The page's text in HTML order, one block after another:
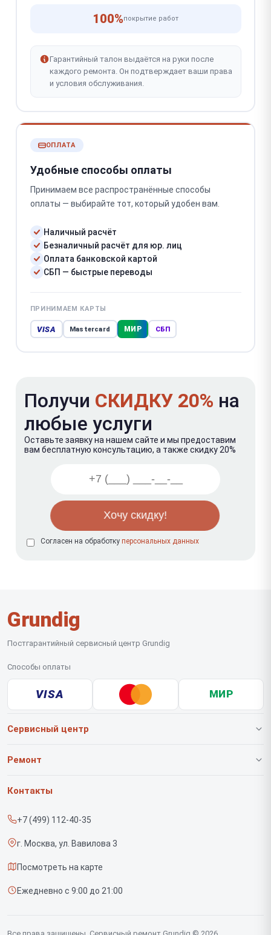
100%покрытие работ
Гарантийный талон выдаётся на руки после
каждого ремонта. Он подтверждает ваши права
и условия обслуживания.
ОПЛАТА
Удобные способы оплаты
Принимаем все распространённые способы
оплаты — выбирайте тот, который удобен вам.
Наличный расчёт
Безналичный расчёт для юр. лиц
Оплата банковской картой
СБП — быстрые переводы
ПРИНИМАЕМ КАРТЫ
VISA Mastercard МИР СБП
Получи СКИДКУ 20% на
любые услуги
Оставьте заявку на нашем сайте и мы предоставим
вам бесплатную консультацию, а также скидку 20%
Согласен на обработку персональных данных
Grundig
Постгарантийный сервисный центр Grundig
Способы оплаты
VISA МИР
Сервисный центр
О нашем сервисе
Срочный ремонт
Доставка и способы оплаты
Диагностика
Контакты
Ремонт
Роботов-пылесосов
Контакты
+7 (499) 112-40-35
г. Москва, ул. Вавилова 3
Посмотреть на карте
Ежедневно с 9:00 до 21:00
Все права защищены. Сервисный ремонт Grundig © 2026